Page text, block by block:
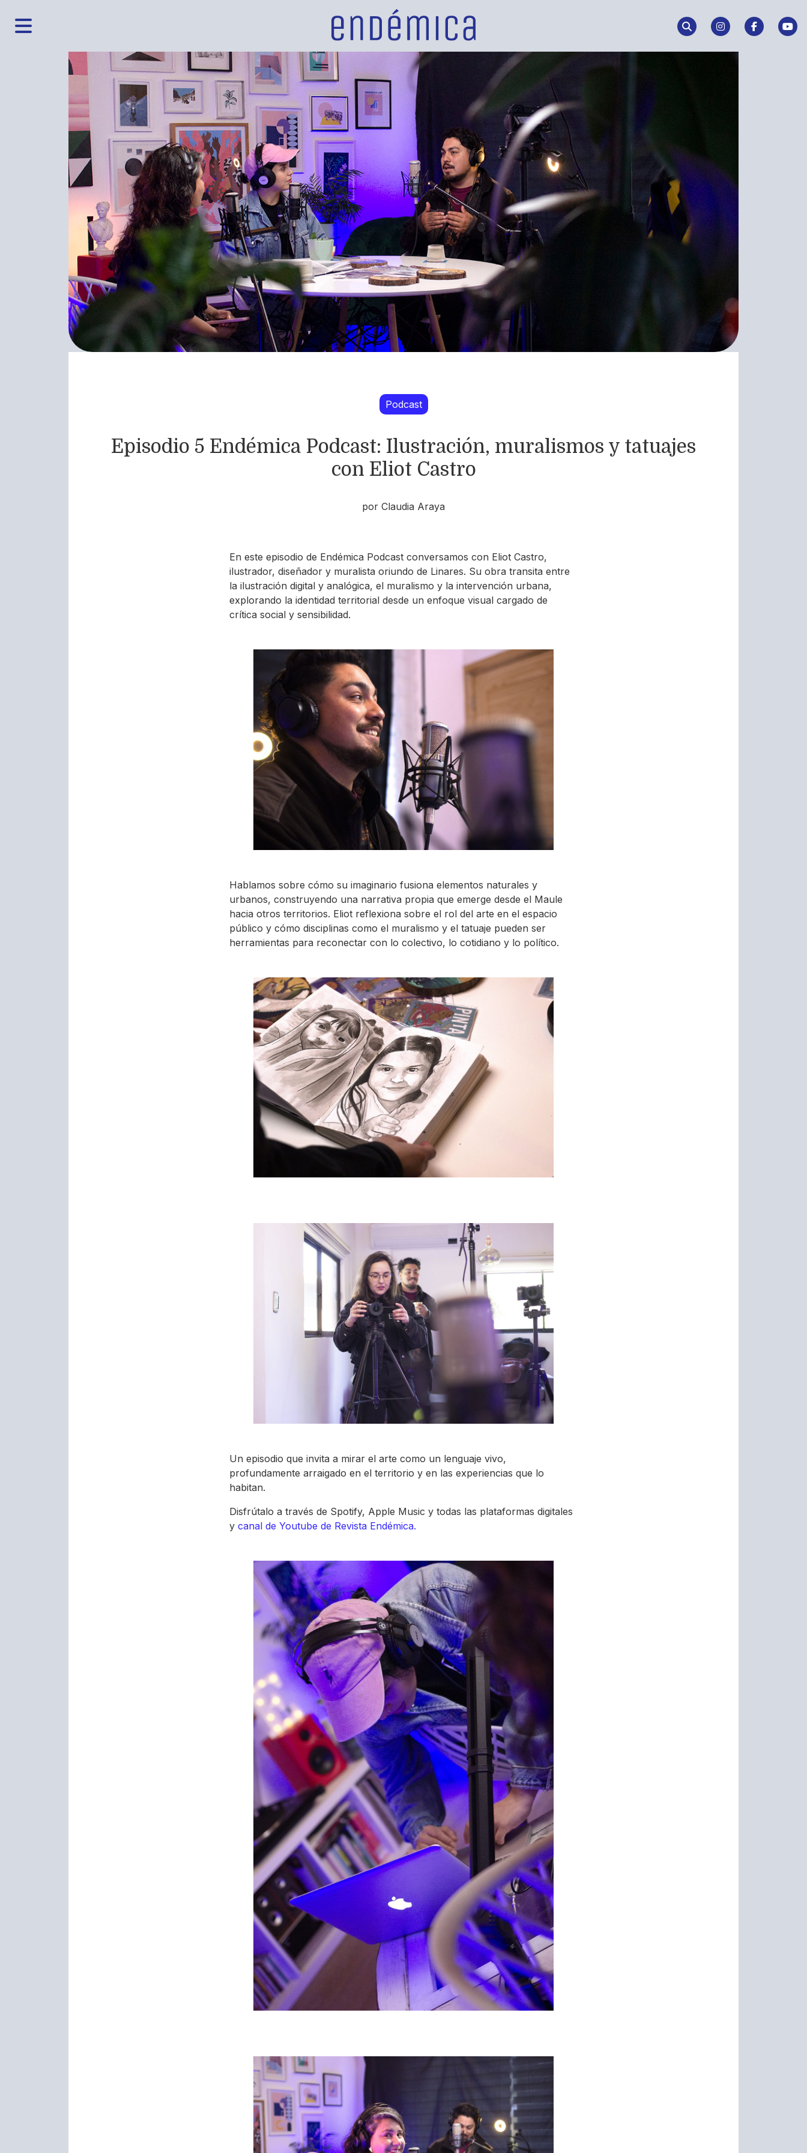
Podcast
Episodio 5 Endémica Podcast: Ilustración, muralismos y tatuajes
con Eliot Castro
por Claudia Araya
En este episodio de Endémica Podcast conversamos con Eliot Castro,
ilustrador, diseñador y muralista oriundo de Linares. Su obra transita entre
la ilustración digital y analógica, el muralismo y la intervención urbana,
explorando la identidad territorial desde un enfoque visual cargado de
crítica social y sensibilidad.
Hablamos sobre cómo su imaginario fusiona elementos naturales y
urbanos, construyendo una narrativa propia que emerge desde el Maule
hacia otros territorios. Eliot reflexiona sobre el rol del arte en el espacio
público y cómo disciplinas como el muralismo y el tatuaje pueden ser
herramientas para reconectar con lo colectivo, lo cotidiano y lo político.
Un episodio que invita a mirar el arte como un lenguaje vivo,
profundamente arraigado en el territorio y en las experiencias que lo
habitan.
Disfrútalo a través de Spotify, Apple Music y todas las plataformas digitales
y canal de Youtube de Revista Endémica.